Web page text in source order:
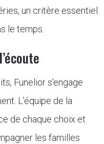
un critère essentiel
le temps.
Funelior s’engage
L’équipe de la
de chaque choix et
les familles